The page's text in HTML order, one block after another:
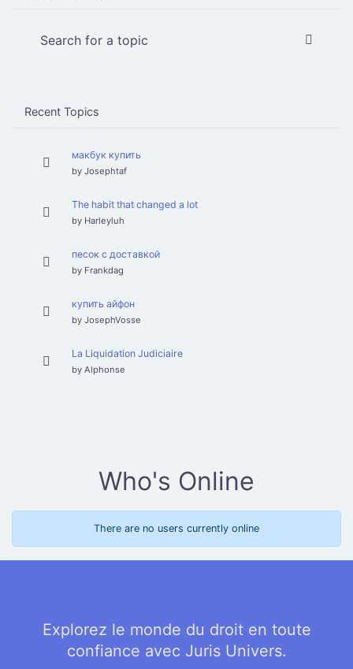
Recent Topics
макбук купить
by Josephtaf
The habit that changed a lot
by Harleyluh
песок с доставкой
by Frankdag
купить айфон
by JosephVosse
La Liquidation Judiciaire
by Alphonse
Who's Online
There are no users currently online
Explorez le monde du droit en toute
confiance avec Juris Univers.